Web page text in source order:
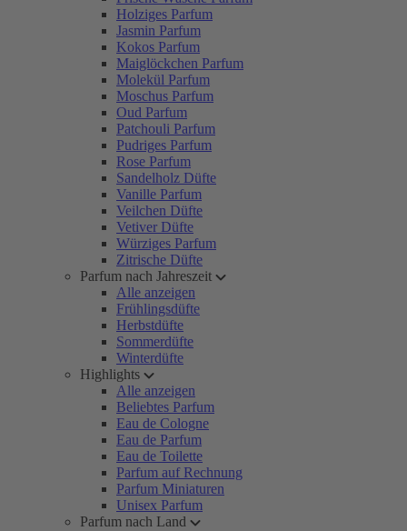
Holziges Parfum
Jasmin Parfum
Kokos Parfum
Maiglöckchen Parfum
Molekül Parfum
Moschus Parfum
Oud Parfum
Patchouli Parfum
Pudriges Parfum
Rose Parfum
Sandelholz Düfte
Vanille Parfum
Veilchen Düfte
Vetiver Düfte
Würziges Parfum
Zitrische Düfte
Parfum nach Jahreszeit
Alle anzeigen
Frühlingsdüfte
Herbstdüfte
Sommerdüfte
Winterdüfte
Highlights
Alle anzeigen
Beliebtes Parfum
Eau de Cologne
Eau de Parfum
Eau de Toilette
Parfum auf Rechnung
Parfum Miniaturen
Unisex Parfum
Parfum nach Land